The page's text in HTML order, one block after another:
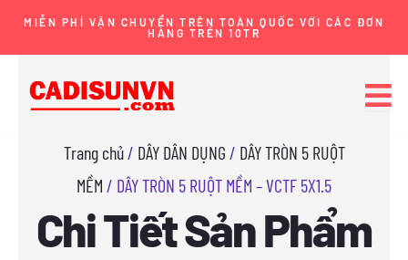
Nhảy
MIỄN PHÍ VẬN CHUYỂN TRÊN TOÀN QUỐC VỚI CÁC ĐƠN
HÀNG TRÊN 10TR
Trang chủ/ DÂY DÂN DỤNG / DÂY TRÒN 5 RUỘT
MỀM / DÂY TRÒN 5 RUỘT MỀM – VCTF 5X1.5
Chi Tiết Sản Phẩm